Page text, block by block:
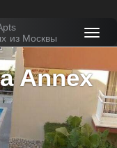
из Москвы
Annex